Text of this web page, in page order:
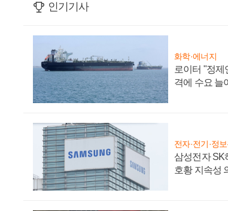
인기기사
화학·에너지
로이터 "정
격에 수요 늘
전자·전기·정
삼성전자 SK
호황 지속성